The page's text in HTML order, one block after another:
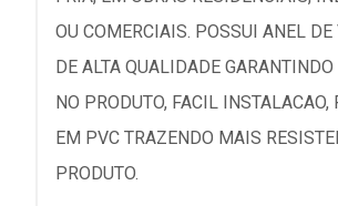
OU COMERCIAIS. POSSUI ANEL DE
DE ALTA QUALIDADE
NO PRODUTO, FACIL INSTALACAO,
EM PVC TRAZENDO MAIS
PRODUTO.